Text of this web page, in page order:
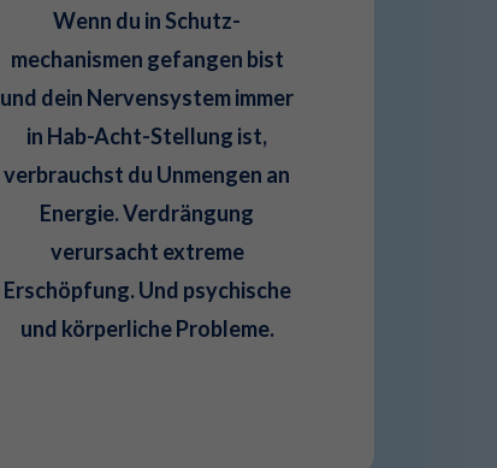
Wenn du in Schutz-
mechanismen gefangen bist
und dein Nervensystem immer
in Hab-Acht-Stellung ist,
verbrauchst du Unmengen an
Energie. Verdrängung
verursacht extreme
Erschöpfung. Und psychische
und körperliche Probleme.